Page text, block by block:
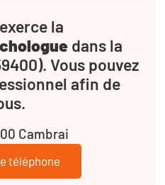
exerce la
dans la
Vous pouvez
afin de
Cambrai
téléphone